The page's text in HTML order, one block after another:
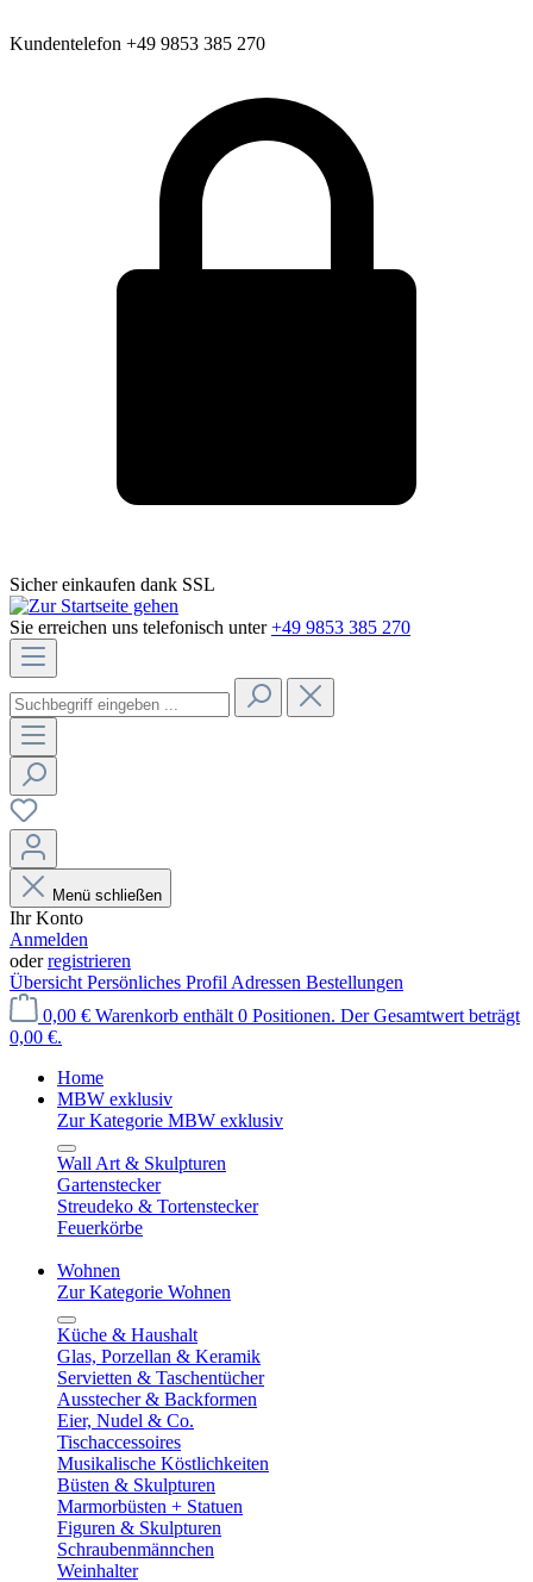
Kundentelefon +49 9853 385 270
Sicher einkaufen dank SSL
Sie erreichen uns telefonisch unter +49 9853 385 270
Menü schließen
Ihr Konto
Anmelden
oderregistrieren
Übersicht Persönliches Profil Adressen Bestellungen
0,00 € Warenkorb enthält 0 Positionen. Der Gesamtwert beträgt
0,00 €.
Home
MBW exklusiv
Zur Kategorie MBW exklusiv
Wall Art & Skulpturen
Gartenstecker
Streudeko & Tortenstecker
Feuerkörbe
Wohnen
Zur Kategorie Wohnen
Küche & Haushalt
Glas, Porzellan & Keramik
Servietten & Taschentücher
Ausstecher & Backformen
Eier, Nudel & Co.
Tischaccessoires
Musikalische Köstlichkeiten
Büsten & Skulpturen
Marmorbüsten + Statuen
Figuren & Skulpturen
Schraubenmännchen
Weinhalter